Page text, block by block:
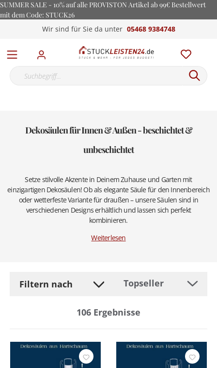
SUMMER SALE - 10% auf alle PROVISTON Artikel ab 99€ Bestellwert
mit dem Code: STUCK26
Wir sind für Sie da unter 05468 9384748
Dekosäulen für Innen & Außen - beschichtet &
unbeschichtet
Setze stilvolle Akzente in Deinem Zuhause und Garten mit
einzigartigen Dekosäulen! Ob als elegante Säule für den Innenbereich
oder wetterfeste Variante für draußen – unsere Säulen sind in
verschiedenen Designs erhältlich und lassen sich perfekt
kombinieren.
Weiterlesen
Filtern nach
106 Ergebnisse
Beschichtung